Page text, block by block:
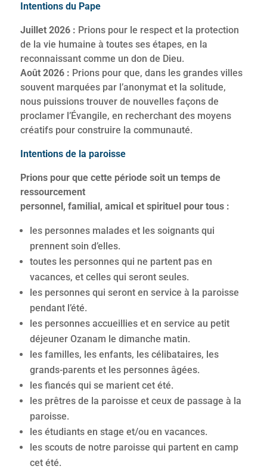
Intentions du Pape
Juillet 2026 : Prions pour le respect et la protection
de la vie humaine à toutes ses étapes, en la
reconnaissant comme un don de Dieu.
Août 2026 : Prions pour que, dans les grandes villes
souvent marquées par l’anonymat et la solitude,
nous puissions trouver de nouvelles façons de
proclamer l’Évangile, en recherchant des moyens
créatifs pour construire la communauté.
Intentions de la paroisse
Prions pour que cette période soit un temps de
ressourcement
personnel, familial, amical et spirituel pour tous :
les personnes malades et les soignants qui
prennent soin d’elles.
toutes les personnes qui ne partent pas en
vacances, et celles qui seront seules.
les personnes qui seront en service à la paroisse
pendant l’été.
les personnes accueillies et en service au petit
déjeuner Ozanam le dimanche matin.
les familles, les enfants, les célibataires, les
grands-parents et les personnes âgées.
les fiancés qui se marient cet été.
les prêtres de la paroisse et ceux de passage à la
paroisse.
les étudiants en stage et/ou en vacances.
les scouts de notre paroisse qui partent en camp
cet été.